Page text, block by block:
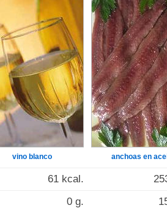
vino blanco anchoas en
61 kcal.
0 g.